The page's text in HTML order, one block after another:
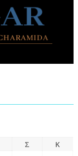
Σ
Κ